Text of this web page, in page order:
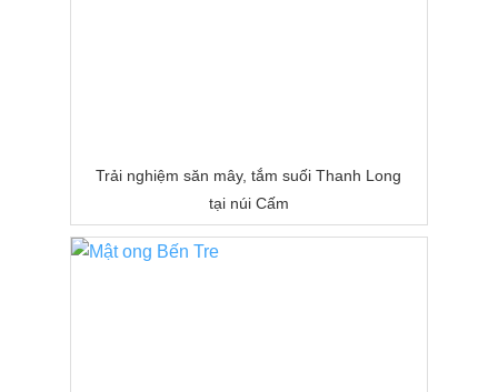
Trải nghiệm săn mây, tắm suối Thanh Long
tại núi Cấm